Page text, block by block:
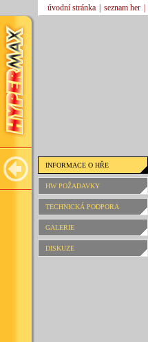
úvodní stránka seznam her
INFORMACE O HŘE
HW POŽADAVKY
TECHNICKÁ PODPORA
GALERIE
DISKUZE